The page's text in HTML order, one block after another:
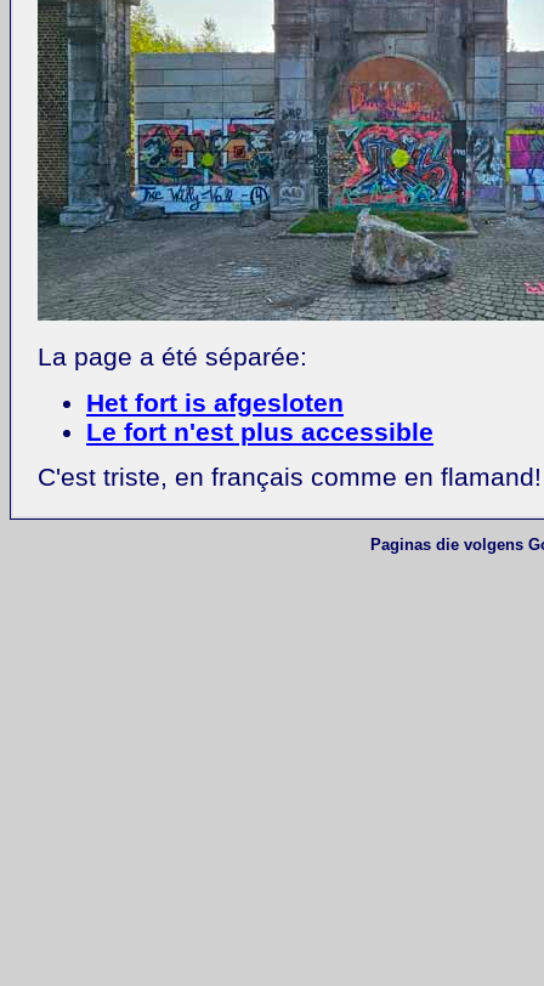
La page a été séparée:
Het fort is afgesloten
Le fort n'est plus accessible
C'est triste, en français comme en flamand!
Paginas die volgens